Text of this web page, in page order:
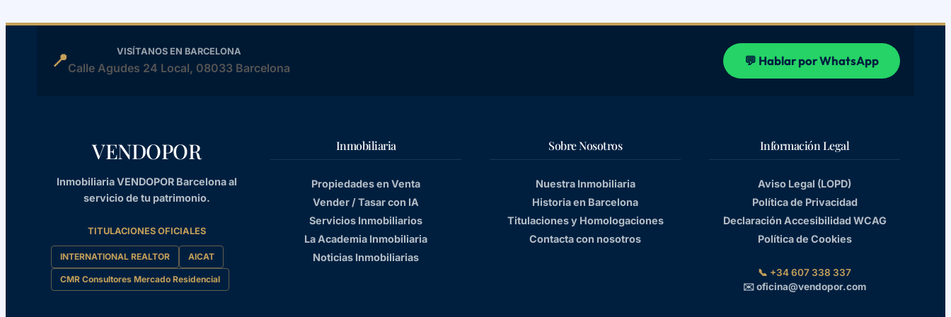
📍 VISÍTANOS EN BARCELONA
Calle Agudes 24 Local, 08033 Barcelona 💬 Hablar por WhatsApp
VENDOPOR
Inmobiliaria VENDOPOR Barcelona al
servicio de tu patrimonio.
TITULACIONES OFICIALES
INTERNATIONAL REALTOR AICAT
CMR Consultores Mercado Residencial
Inmobiliaria
Propiedades en Venta
Vender / Tasar con IA
Servicios Inmobiliarios
La Academia Inmobiliaria
Noticias Inmobiliarias
Sobre Nosotros
Nuestra Inmobiliaria
Historia en Barcelona
Titulaciones y Homologaciones
Contacta con nosotros
Información Legal
Aviso Legal (LOPD)
Política de Privacidad
Declaración Accesibilidad WCAG
Política de Cookies
📞 +34 607 338 337
✉️ oficina@vendopor.com